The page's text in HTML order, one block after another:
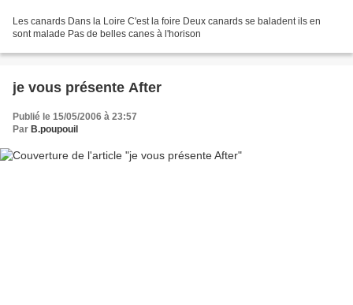
Les canards Dans la Loire C'est la foire Deux canards se baladent ils en
sont malade Pas de belles canes à l'horison
je vous présente After
Publié le 15/05/2006 à 23:57
Par B.poupouil